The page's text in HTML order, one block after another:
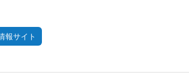
報サイト